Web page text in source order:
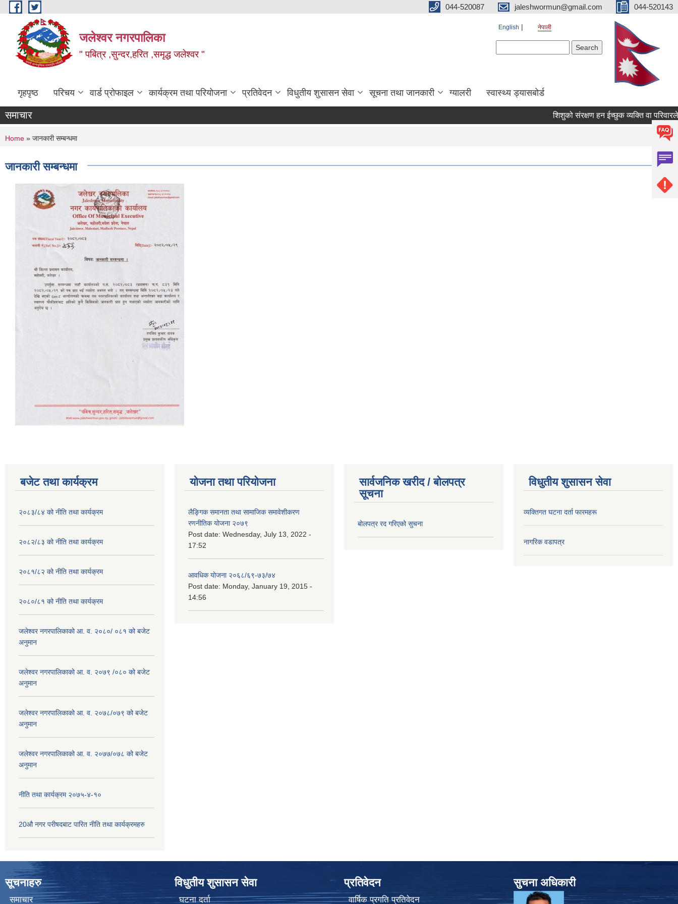
Skip to main content 044-520087 jaleshwormun@gmail.com 044-520143
जलेश्वर नगरपालिका
" पबित्र ,सुन्दर,हरित ,समृद्ध जलेश्वर "
English नेपाली
गृहपृष्ठ परिचय वार्ड प्रोफाइल कार्यक्रम तथा परियोजना प्रतिवेदन विधुतीय शुसासन सेवा सूचना तथा जानकारी ग्यालरी स्वास्थ्य ड्यासबोर्ड
समाचार शिशुको संरक्षण हन ईच्छुक व्यक्ति वा परिवारले
You are here
Home » जानकारी सम्बन्धमा
जानकारी सम्बन्धमा
बजेट तथा कार्यक्रम
२०८३/८४ को नीति तथा कार्यक्रम
२०८२/८३ को नीति तथा कार्यक्रम
२०८१/८२ को नीति तथा कार्यक्रम
२०८०/८१ को नीति तथा कार्यक्रम
जलेश्वर नगरपालिकाको आ. व. २०८०/ ०८१ को बजेट
अनुमान
जलेश्वर नगरपालिकाको आ. व. २०७९ /०८० को बजेट
अनुमान
जलेश्वर नगरपालिकाको आ. व. २०७८/०७९ को बजेट
अनुमान
जलेश्वर नगरपालिकाको आ. व. २०७७/०७८ को बजेट
अनुमान
नीति तथा कार्यक्रम २०७५-४-१०
20औ नगर परीषदबाट पारित नीति तथा कार्यक्रमहरु
योजना तथा परियोजना
लैङ्गिक समानता तथा सामाजिक समावेशीकरण
रणनीतिक योजना २०७९
Post date: Wednesday, July 13, 2022 -
17:52
आवधिक योजना २०६८/६९-७३/७४
Post date: Monday, January 19, 2015 -
14:56
सार्वजनिक खरीद / बोलपत्र
सूचना
बोलपत्र रद गरिएको सुचना
विधुतीय शुसासन सेवा
व्यक्तिगत घटना दर्ता फारमहरू
नागरिक वडापत्र
सूचनाहरु
समाचार
विधुतीय शुसासन सेवा
घटना दर्ता
प्रतिवेदन
वार्षिक प्रगति प्रतिवेदन
सुचना अधिकारी